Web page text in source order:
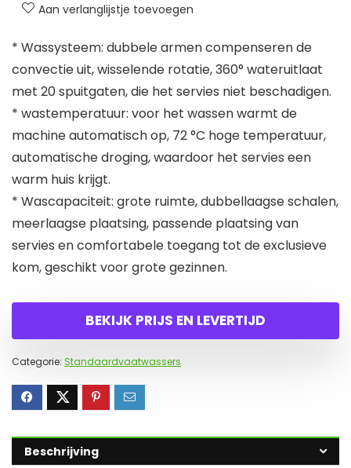
Aan verlanglijstje toevoegen
* Wassysteem: dubbele armen compenseren de
convectie uit, wisselende rotatie, 360° wateruitlaat
met 20 spuitgaten, die het servies niet beschadigen.
* wastemperatuur: voor het wassen warmt de
machine automatisch op, 72 °C hoge temperatuur,
automatische droging, waardoor het servies een
warm huis krijgt.
* Wascapaciteit: grote ruimte, dubbellaagse schalen,
meerlaagse plaatsing, passende plaatsing van
servies en comfortabele toegang tot de exclusieve
kom, geschikt voor grote gezinnen.
BEKIJK PRIJS EN LEVERTIJD
Categorie: Standaardvaatwassers
Beschrijving